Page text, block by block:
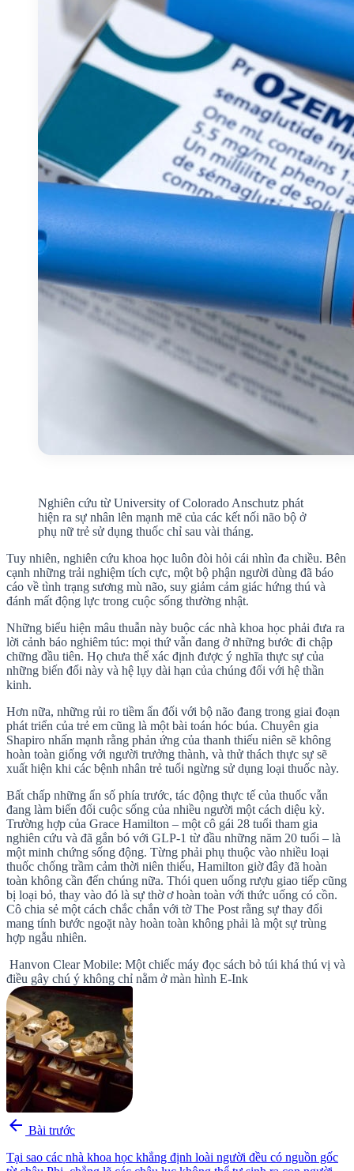
Nghiên cứu từ University of Colorado Anschutz phát
hiện ra sự nhân lên mạnh mẽ của các kết nối não bộ ở
phụ nữ trẻ sử dụng thuốc chỉ sau vài tháng.
Tuy nhiên, nghiên cứu khoa học luôn đòi hỏi cái nhìn đa chiều. Bên
cạnh những trải nghiệm tích cực, một bộ phận người dùng đã báo
cáo về tình trạng sương mù não, suy giảm cảm giác hứng thú và
đánh mất động lực trong cuộc sống thường nhật.
Những biểu hiện mâu thuẫn này buộc các nhà khoa học phải đưa ra
lời cảnh báo nghiêm túc: mọi thứ vẫn đang ở những bước đi chập
chững đầu tiên. Họ chưa thể xác định được ý nghĩa thực sự của
những biến đổi này và hệ lụy dài hạn của chúng đối với hệ thần
kinh.
Hơn nữa, những rủi ro tiềm ẩn đối với bộ não đang trong giai đoạn
phát triển của trẻ em cũng là một bài toán hóc búa. Chuyên gia
Shapiro nhấn mạnh rằng phản ứng của thanh thiếu niên sẽ không
hoàn toàn giống với người trưởng thành, và thử thách thực sự sẽ
xuất hiện khi các bệnh nhân trẻ tuổi ngừng sử dụng loại thuốc này.
Bất chấp những ẩn số phía trước, tác động thực tế của thuốc vẫn
đang làm biến đổi cuộc sống của nhiều người một cách diệu kỳ.
Trường hợp của Grace Hamilton – một cô gái 28 tuổi tham gia
nghiên cứu và đã gắn bó với GLP-1 từ đầu những năm 20 tuổi – là
một minh chứng sống động. Từng phải phụ thuộc vào nhiều loại
thuốc chống trầm cảm thời niên thiếu, Hamilton giờ đây đã hoàn
toàn không cần đến chúng nữa. Thói quen uống rượu giao tiếp cũng
bị loại bỏ, thay vào đó là sự thờ ơ hoàn toàn với thức uống có cồn.
Cô chia sẻ một cách chắc chắn với tờ The Post rằng sự thay đổi
mang tính bước ngoặt này hoàn toàn không phải là một sự trùng
hợp ngẫu nhiên.
Hanvon Clear Mobile: Một chiếc máy đọc sách bỏ túi khá thú vị và
điều gây chú ý không chỉ nằm ở màn hình E-Ink
arrow_back Bài trước
Tại sao các nhà khoa học khẳng định loài người đều có nguồn gốc